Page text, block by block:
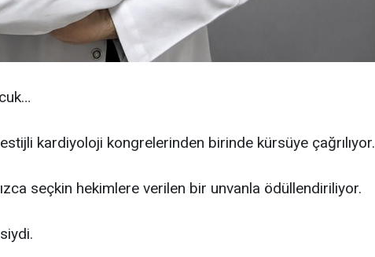
kardiyoloji kongrelerinden birinde kürsüye çağrılıyor.
seçkin hekimlere verilen bir unvanla ödüllendiriliyor.